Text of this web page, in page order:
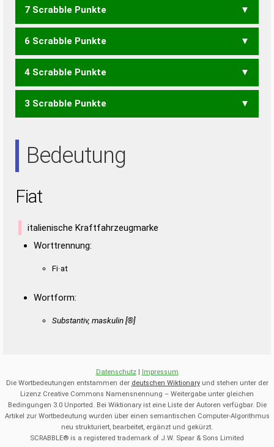
7 Scrabble Punkte
FAST FIST SAFT
6 Scrabble Punkte
FAS FIS FIT
4 Scrabble Punkte
ASTI TAIS
3 Scrabble Punkte
Bedeutung
Fiat
italienische Kraftfahrzeugmarke
Worttrennung:
Fi·at
Wortform:
Substantiv, maskulin [®]
Datenschutz| Impressum
Die Wortbedeutungen entstammen der deutschen Wiktionaryund stehen unter der
Lizenz Creative Commons Namensnennung – Weitergabe unter gleichen
Bedingungen 3.0 Unported. Bei Wiktionary ist eine Liste der Autoren verfügbar. Die
Artikel zur Wortbedeutung wurden über einen semantischen Computer-Algorithmus
neu strukturiert, bearbeitet, ergänzt und gekürzt.
SCRABBLE® is a registered trademark of J.W. Spear & Sons Limited